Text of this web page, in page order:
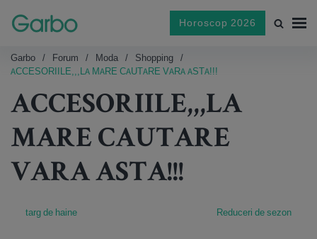
Horoscop 2026
Garbo Forum Moda
Shopping
ACCESORIILE,,,LA MARE CAUTARE VARA ASTA!!!
ACCESORIILE,,,LA
MARE CAUTARE
VARA ASTA!!!
targ de haine Reduceri de sezon